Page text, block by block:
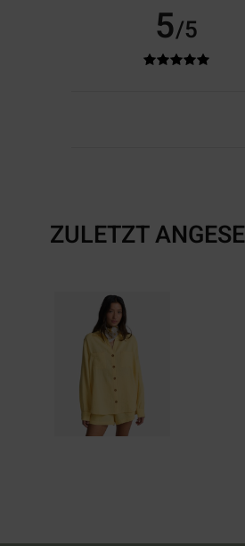
5/5
ZULETZT